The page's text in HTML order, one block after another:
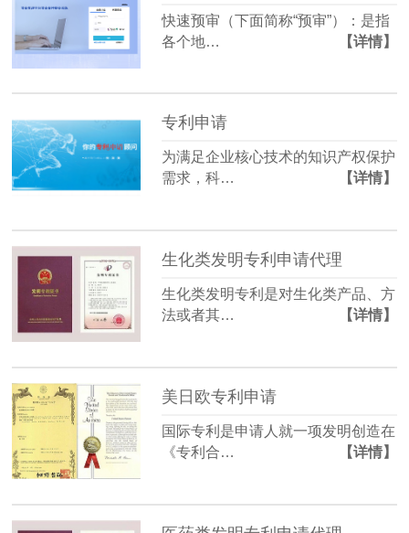
快速预审（下面简称“预审”）：是指
各个地…
【详情】
专利申请
为满足企业核心技术的知识产权保护
需求，科…
【详情】
生化类发明专利申请代理
生化类发明专利是对生化类产品、方
法或者其…
【详情】
美日欧专利申请
国际专利是申请人就一项发明创造在
《专利合…
【详情】